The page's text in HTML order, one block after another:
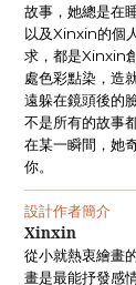
故事，她總是在
以及Xinxin的個
求，都是Xinxin
處色彩點染，造
遠躲在鏡頭後的臉
不是所有的故事
在某一瞬間，她
你。
設計作者簡介
Xinxin
從小就熱衷繪畫
畫是最能抒發感